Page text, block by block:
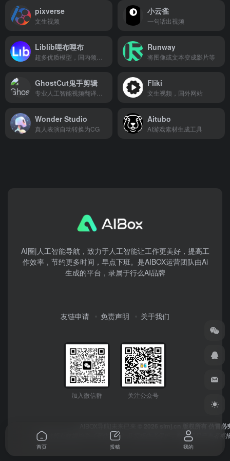
pixverse
文生视频
小云雀
一句话出视频
Liblib哩布哩布 Runway
将图像或文本变成影片等
GhostCut鬼手剪辑 Fliki
文生视频，国外网站
Wonder Studio
真人表演自动转换为CG
Aitubo
AI游戏素材生成工具
AI圈|人工智能导航，致力于人工智能让工作更美好，提高工
作效率，节约更多时间，早点下班。是AIBOX运营团队由Ai
生成的平台，录属于行么AI品牌
友链申请 免责声明 关于我们
加入微信群 关注公众号
© 2026 simj.cn 版权所有 仿冒必
本网站所有数据均受《著作权法》及授权作者保护，数据侵权严重者将
首页 投稿 我的